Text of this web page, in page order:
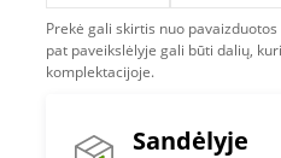
Prekė gali skirtis nuo
pat paveikslėlyje gali būti dalių,
komplektacijoje.
Sandėlyje